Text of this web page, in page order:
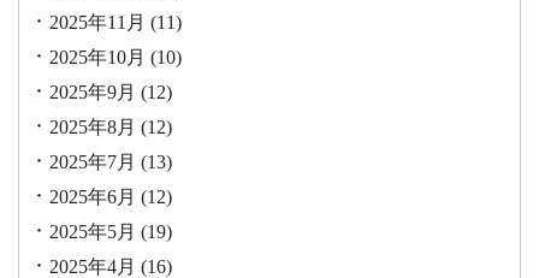
2025年11月 (11)
2025年10月 (10)
2025年9月 (12)
2025年8月 (12)
2025年7月 (13)
2025年6月 (12)
2025年5月 (19)
2025年4月 (16)